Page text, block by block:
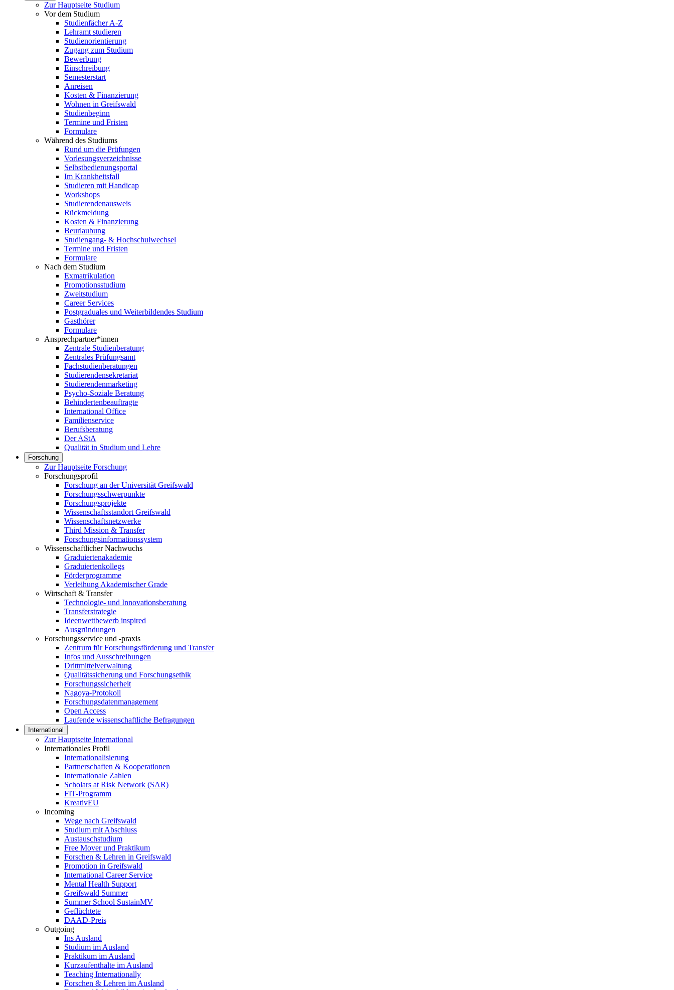
Zur Hauptseite Studium
Vor dem Studium
Studienfächer A-Z
Lehramt studieren
Studienorientierung
Zugang zum Studium
Bewerbung
Einschreibung
Semesterstart
Anreisen
Kosten & Finanzierung
Wohnen in Greifswald
Studienbeginn
Termine und Fristen
Formulare
Während des Studiums
Rund um die Prüfungen
Vorlesungsverzeichnisse
Selbstbedienungsportal
Im Krankheitsfall
Studieren mit Handicap
Workshops
Studierendenausweis
Rückmeldung
Kosten & Finanzierung
Beurlaubung
Studiengang- & Hochschulwechsel
Termine und Fristen
Formulare
Nach dem Studium
Exmatrikulation
Promotionsstudium
Zweitstudium
Career Services
Postgraduales und Weiterbildendes Studium
Gasthörer
Formulare
Ansprechpartner*innen
Zentrale Studienberatung
Zentrales Prüfungsamt
Fachstudienberatungen
Studierendensekretariat
Studierendenmarketing
Psycho-Soziale Beratung
Behindertenbeauftragte
International Office
Familienservice
Berufsberatung
Der AStA
Qualität in Studium und Lehre
Forschung
Zur Hauptseite Forschung
Forschungsprofil
Forschung an der Universität Greifswald
Forschungsschwerpunkte
Forschungsprojekte
Wissenschaftsstandort Greifswald
Wissenschaftsnetzwerke
Third Mission & Transfer
Forschungsinformationssystem
Wissenschaftlicher Nachwuchs
Graduiertenakademie
Graduiertenkollegs
Förderprogramme
Verleihung Akademischer Grade
Wirtschaft & Transfer
Technologie- und Innovationsberatung
Transferstrategie
Ideenwettbewerb inspired
Ausgründungen
Forschungsservice und -praxis
Zentrum für Forschungsförderung und Transfer
Infos und Ausschreibungen
Drittmittelverwaltung
Qualitätssicherung und Forschungsethik
Forschungssicherheit
Nagoya-Protokoll
Forschungsdatenmanagement
Open Access
Laufende wissenschaftliche Befragungen
International
Zur Hauptseite International
Internationales Profil
Internationalisierung
Partnerschaften & Kooperationen
Internationale Zahlen
Scholars at Risk Network (SAR)
FIT-Programm
KreativEU
Incoming
Wege nach Greifswald
Studium mit Abschluss
Austauschstudium
Free Mover und Praktikum
Forschen & Lehren in Greifswald
Promotion in Greifswald
International Career Service
Mental Health Support
Greifswald Summer
Summer School SustainMV
Geflüchtete
DAAD-Preis
Outgoing
Ins Ausland
Studium im Ausland
Praktikum im Ausland
Kurzaufenthalte im Ausland
Teaching Internationally
Forschen & Lehren im Ausland